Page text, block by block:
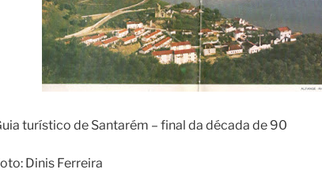
turístico de Santarém – final da década de 90
Dinis Ferreira